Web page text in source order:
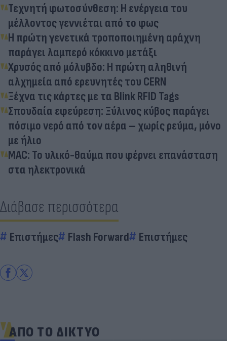
Τεχνητή φωτοσύνθεση: Η ενέργεια του
μέλλοντος γεννιέται από το φως
Η πρώτη γενετικά τροποποιημένη αράχνη
παράγει λαμπερό κόκκινο μετάξι
Χρυσός από μόλυβδο: Η πρώτη αληθινή
αλχημεία από ερευνητές του CERN
Ξέχνα τις κάρτες με τα Blink RFID Tags
Σπουδαία εφεύρεση: Ξύλινος κύβος παράγει
πόσιμο νερό από τον αέρα – χωρίς ρεύμα, μόνο
με ήλιο
MAC: Το υλικό-θαύμα που φέρνει επανάσταση
στα ηλεκτρονικά
Διάβασε περισσότερα
Επιστήμες Flash Forward Επιστήμες
ΑΠΟ ΤΟ ΔΙΚΤΥΟ